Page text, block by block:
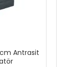
Antrasit